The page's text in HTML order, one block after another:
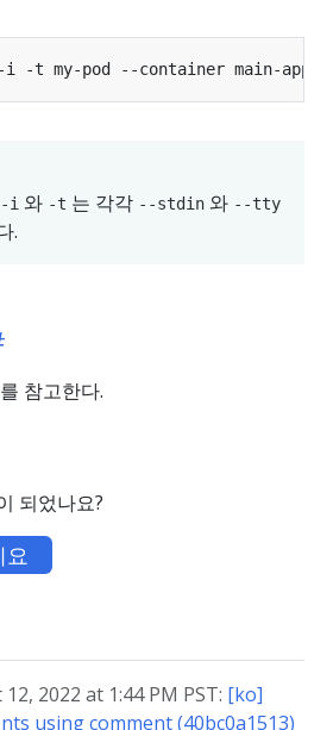
-i 와 -t 는 각각 --stdin 와 --tty
.
를 참고한다.
되었나요?
요
2022 at 1:44 PM PST: [ko]
using comment (40bc0a1513)